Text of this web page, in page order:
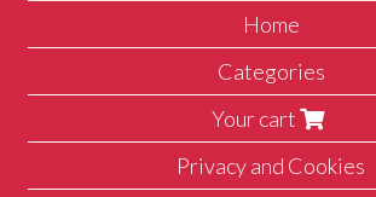
Home
Categories
Your cart
Privacy and Cookies